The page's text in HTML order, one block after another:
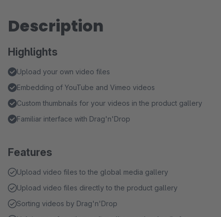
Description
Highlights
Upload your own video files
Embedding of YouTube and Vimeo videos
Custom thumbnails for your videos in the product gallery
Familiar interface with Drag'n'Drop
Features
Upload video files to the global media gallery
Upload video files directly to the product gallery
Sorting videos by Drag'n'Drop